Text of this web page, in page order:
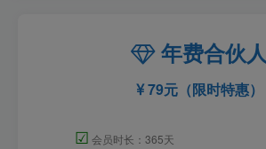
年费合伙人
79元（限时特惠）
☑ 会员时长：365天